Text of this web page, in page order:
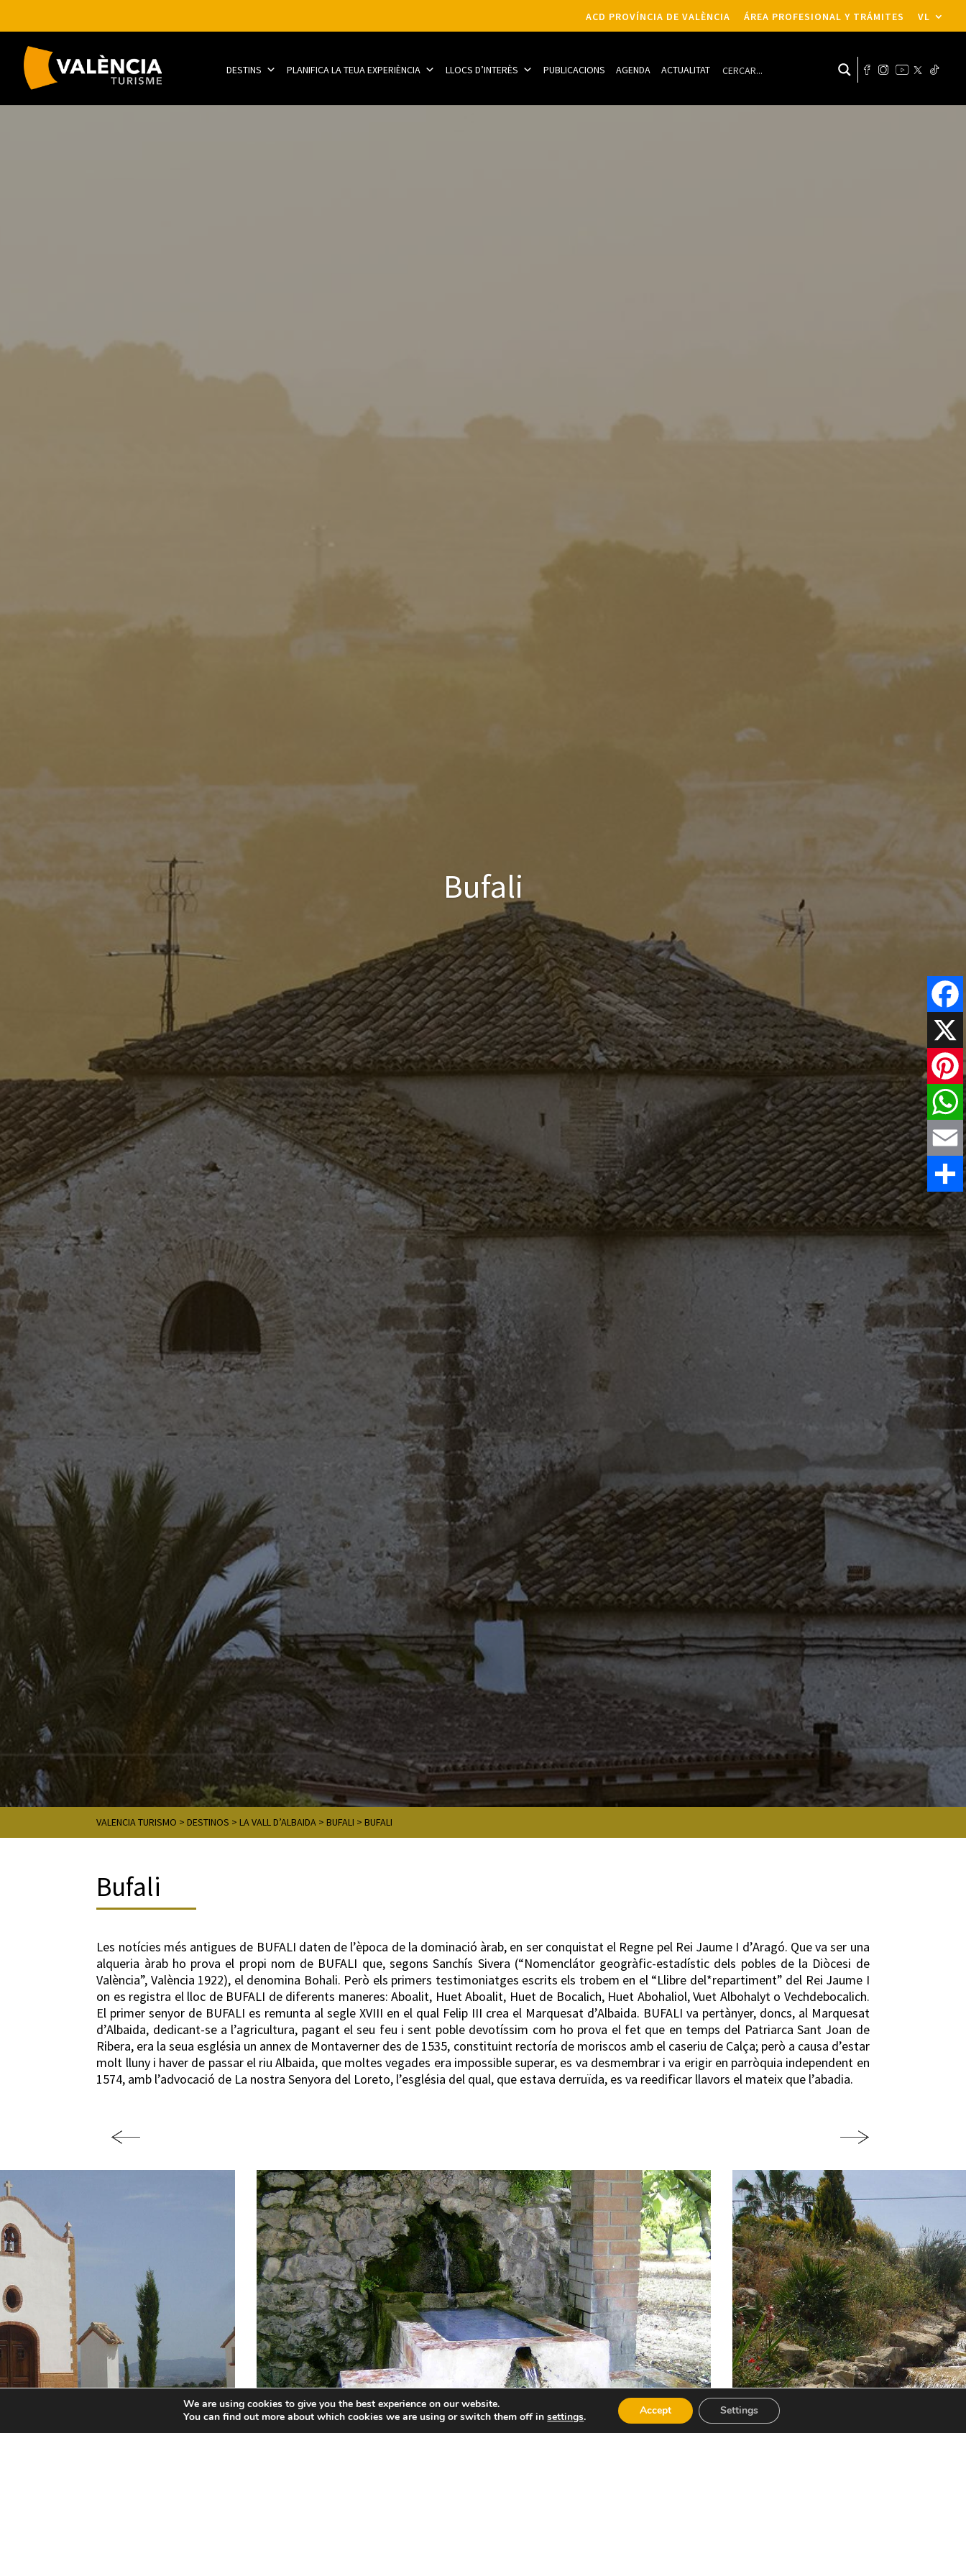
ACD PROVÍNCIA DE VALÈNCIA ÁREA PROFESIONAL Y TRÁMITES VL
DESTINS PLANIFICA LA TEUA EXPERIÈNCIA LLOCS D’INTERÈS PUBLICACIONS AGENDA ACTUALITAT
Bufali
VALENCIA TURISMO >DESTINOS >LA VALL D’ALBAIDA >BUFALI >BUFALI
Bufali
Les notícies més antigues de BUFALI daten de l’època de la dominació àrab, en ser conquistat el Regne pel Rei Jaume I d’Aragó. Que va ser una
alqueria àrab ho prova el propi nom de BUFALI que, segons Sanchís Sivera (“Nomenclátor geogràfic-estadístic dels pobles de la Diòcesi de
València”, València 1922), el denomina Bohali. Però els primers testimoniatges escrits els trobem en el “Llibre del*repartiment” del Rei Jaume I
on es registra el lloc de BUFALI de diferents maneres: Aboalit, Huet Aboalit, Huet de Bocalich, Huet Abohaliol, Vuet Albohalyt o Vechdebocalich.
El primer senyor de BUFALI es remunta al segle XVIII en el qual Felip III crea el Marquesat d’Albaida. BUFALI va pertànyer, doncs, al Marquesat
d’Albaida, dedicant-se a l’agricultura, pagant el seu feu i sent poble devotíssim com ho prova el fet que en temps del Patriarca Sant Joan de
Ribera, era la seua església un annex de Montaverner des de 1535, constituint rectoría de moriscos amb el caseriu de Calça; però a causa d’estar
molt lluny i haver de passar el riu Albaida, que moltes vegades era impossible superar, es va desmembrar i va erigir en parròquia independent en
1574, amb l’advocació de La nostra Senyora del Loreto, l’església del qual, que estava derruïda, es va reedificar llavors el mateix que l’abadia.
X
Email
Share
We are using cookies to give you the best experience on our website.
You can find out more about which cookies we are using or switch them off insettings. Accept Settings